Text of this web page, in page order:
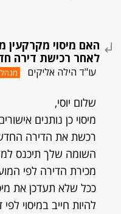
האם מיסוי מקרקעין
לאחר רכישת דירה
עו"ד הילה אליקים
שלום יוסי,
רכשת את הדירה
השומה שלך תיכנס
מכירת הדירה לפי
ככל שלא תעדכן את
להיות חייב במיסוי